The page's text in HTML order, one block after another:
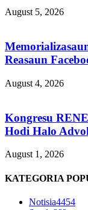
August 5, 2026
Reasaun
August 4, 2026
Kongresu
Hodi Halo
August 1, 2026
KATEGORIA
Notisia4454